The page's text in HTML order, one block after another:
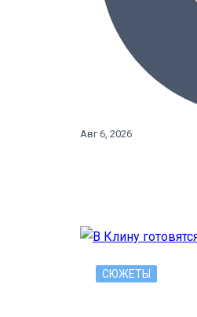
Авг 6, 2026
СЮЖЕТЫ